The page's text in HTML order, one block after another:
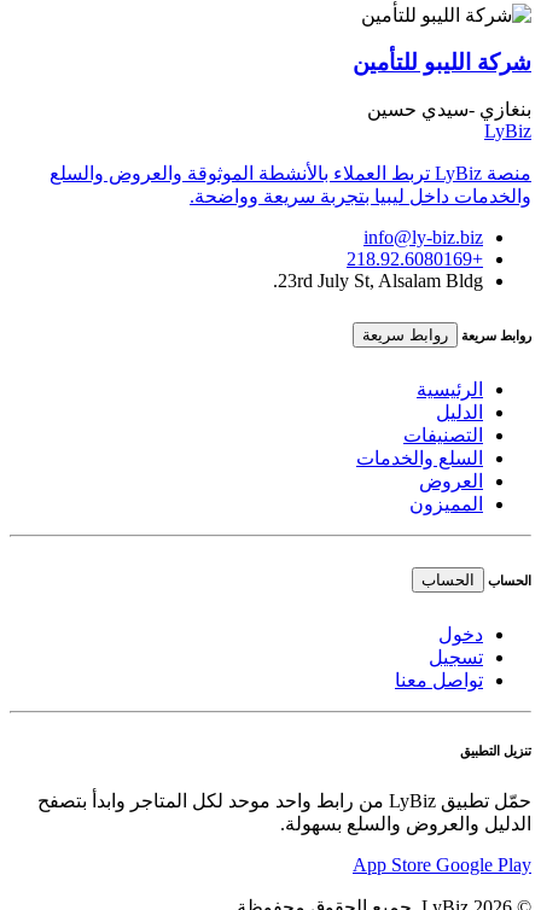
شركة الليبو للتأمين
بنغازي -سيدي حسين
LyBiz
منصة LyBiz تربط العملاء بالأنشطة الموثوقة والعروض والسلع
والخدمات داخل ليبيا بتجربة سريعة وواضحة.
info@ly-biz.biz
+218.92.6080169
23rd July St, Alsalam Bldg.
روابط سريعة روابط سريعة
الرئيسية
الدليل
التصنيفات
السلع والخدمات
العروض
المميزون
الحساب الحساب
دخول
تسجيل
تواصل معنا
تنزيل التطبيق
حمّل تطبيق LyBiz من رابط واحد موحد لكل المتاجر وابدأ بتصفح
الدليل والعروض والسلع بسهولة.
App Store Google Play